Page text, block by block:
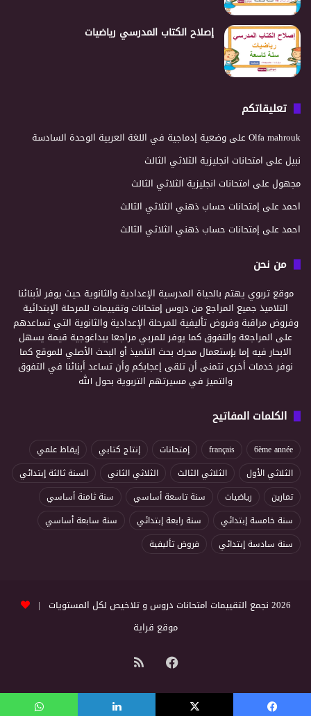
إصلاح الكتاب المدرسي رياضيات
تعليقاتكم
Olfa mahroukعلى وضعية إدماجية في اللغة العربية الوحدة السادسة
نبيلعلى امتحانات انجليزية الثلاثي الثالث
مجهولعلى امتحانات انجليزية الثلاثي الثالث
احمدعلى إمتحانات حساب ذهني الثلاثي الثالث
احمدعلى إمتحانات حساب ذهني الثلاثي الثالث
من نحن
موقع تربوي يهتم بالحياة المدرسية الإعدادية والثانوية حيث يوفر لأبنائنا
التلاميذ جميع المراجع من دروس إمتحانات وتقييمات للمرحلة الإبتدائية
وفروض مراقبة وفروض تأليفية للمرحلة الإعدادية والثانوية التي تساعدهم
على المراجعة والتفوق كما يوفر للمربي مراجعا بيداغوجية قيمة يسهل
الابحار فيه إما بإستعمال محرك بحث التلميذ أو البحث الأصلي للموقع كما
نوفر خدمات أخرى نتمنى أن تلقى إعجابكم وأن تساعد أبنائنا في التفوق
والتميز في مسيرتهم التربوية بحول الله
الكلمات المفاتيح
6ème année
français إمتحانات إنتاج كتابي
إيقاظ علمي
الثلاثي الأول
الثلاثي الثالث الثلاثي الثاني
السنة ثالثة إبتدائي
تمارين
رياضيات سنة تاسعة أساسي
سنة ثامنة أساسي
سنة خامسة إبتدائي
سنة رابعة إبتدائي
سنة سابعة أساسي
سنة سادسة إبتدائي
فروض تأليفية
2026 نجمع التقييمات امتحانات دروس و تلاخيص لكل المستويات |
موقع قراية
فيسبوك
الموقع